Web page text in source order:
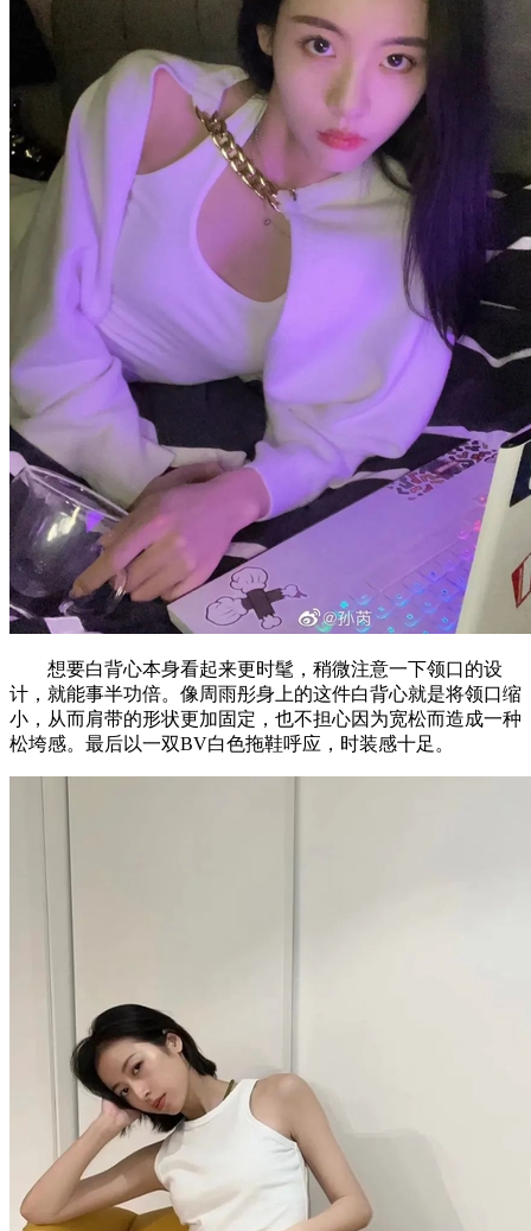
想要白背心本身看起来更时髦，稍微注意一下领口的设
计，就能事半功倍。像周雨彤身上的这件白背心就是将领口缩
小，从而肩带的形状更加固定，也不担心因为宽松而造成一种
松垮感。最后以一双BV白色拖鞋呼应，时装感十足。